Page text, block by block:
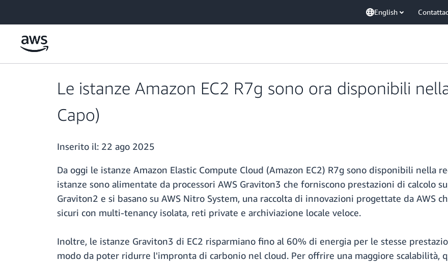
English
Le istanze Amazon EC2 R7g sono ora disponibili
Capo)
Inserito il: 22 ago 2025
Da oggi le istanze Amazon Elastic Compute Cloud (Amazon EC2) R7g sono disponibili nella
istanze sono alimentate da processori AWS Graviton3 che forniscono prestazioni di calcolo
Graviton2 e si basano su AWS Nitro System, una raccolta di innovazioni progettate da AWS
sicuri con multi-tenancy isolata, reti private e archiviazione locale veloce.
Inoltre, le istanze Graviton3 di EC2 risparmiano fino al 60% di energia per le stesse
modo da poter ridurre l'impronta di carbonio nel cloud. Per offrire una maggiore scalabilità,